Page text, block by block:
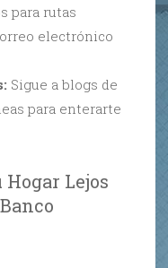
para rutas
electrónico
Sigue a blogs de
para enterarte
Lejos